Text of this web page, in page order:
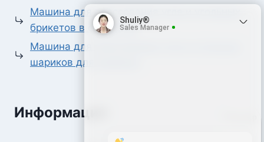
Машина для прессования угля и угольных
брикетов в форме сот
Машина для прессования угля и угольных
шариков для барбекю
Информация
Shuliy®
Sales Manager